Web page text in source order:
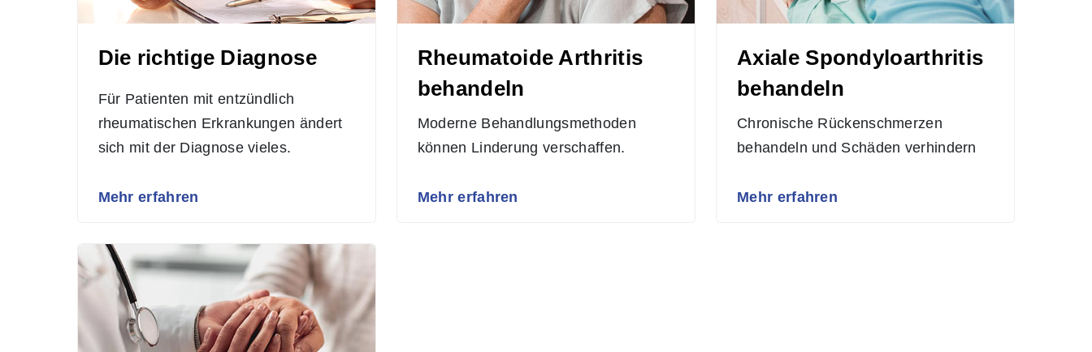
Die richtige Diagnose
Für Patienten mit entzündlich
rheumatischen Erkrankungen ändert
sich mit der Diagnose vieles.
Mehr erfahren
Rheumatoide Arthritis
behandeln
Moderne Behandlungsmethoden
können Linderung verschaffen.
Mehr erfahren
Axiale Spondyloarthritis
behandeln
Chronische Rückenschmerzen
behandeln und Schäden verhindern
Mehr erfahren